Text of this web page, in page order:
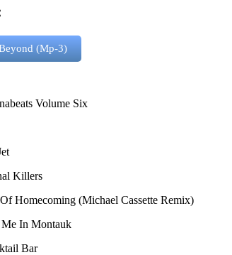
(Mp-3)
Volume Six
Killers
Homecoming (Michael Cassette Remix)
Me In Montauk
Bar